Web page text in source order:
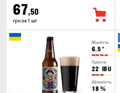
67,50
грн за 1 шт
Міцність
6.5 °
Гіркота
22 IBU
Щільність
18 %